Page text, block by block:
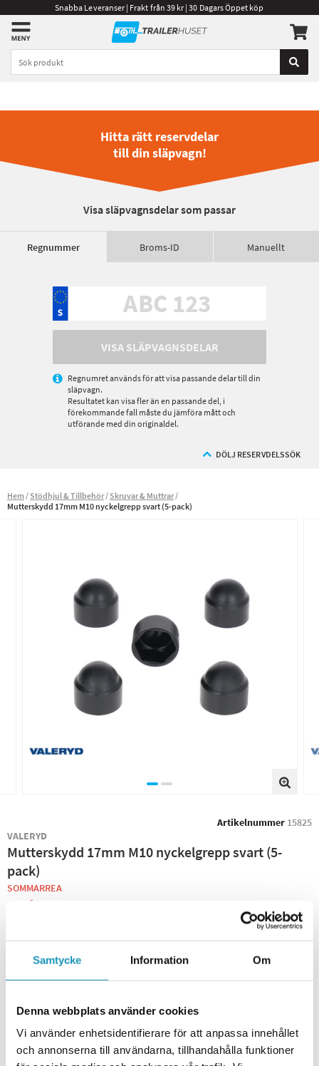
Samtycke Information Om
Denna webbplats använder cookies
Vi använder enhetsidentifierare för att anpassa innehållet
och annonserna till användarna, tillhandahålla funktioner
Snabba Leveranser | Frakt från 39 kr | 30 Dagars Öppet köp
Hitta rätt reservdelar
till din släpvagn!
Visa släpvagnsdelar som passar
Regnummer Broms-ID Manuellt
VISA SLÄPVAGNSDELAR
Regnumret används för att visa passande delar till din
släpvagn.
Resultatet kan visa fler än en passande del, i
förekommande fall måste du jämföra mått och
utförande med din originaldel.
DÖLJ RESERVDELSSÖK
Hem Stödhjul & Tillbehör Skruvar & Muttrar
Mutterskydd 17mm M10 nyckelgrepp svart (5-pack)
Artikelnummer 15825
VALERYD
Mutterskydd 17mm M10 nyckelgrepp svart (5-
pack)
SOMMARREA
25 kr
− +
+ LÄGG I KUNDVAGN
ONLINELAGER
2 I LAGER Skickas Omgående
BUTIKSLAGER 0 I LAGER
Lägsta pris de senaste 30-dagarna:
25 kr